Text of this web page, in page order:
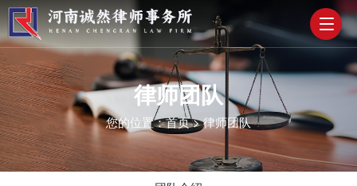
律师团队
您的位置：首页>律师团队